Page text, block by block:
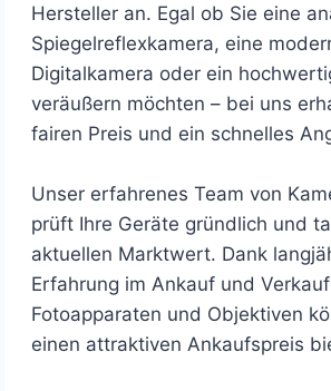
Hersteller an. Egal ob Sie eine
Spiegelreflexkamera, eine
Digitalkamera oder ein
veräußern möchten – bei uns
fairen Preis und ein schnelles
Unser erfahrenes Team von
prüft Ihre Geräte gründlich und
aktuellen Marktwert. Dank
Erfahrung im Ankauf und
Fotoapparaten und Objektiven
einen attraktiven Ankaufspreis